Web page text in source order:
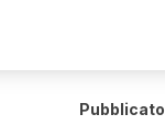
Pubblicato